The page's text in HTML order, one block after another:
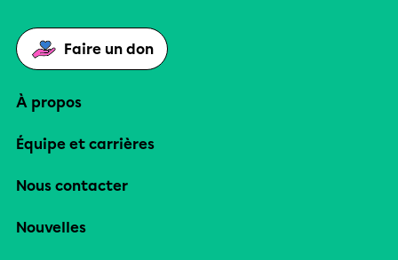
Faire un don
À propos
Équipe et carrières
Nous contacter
Nouvelles